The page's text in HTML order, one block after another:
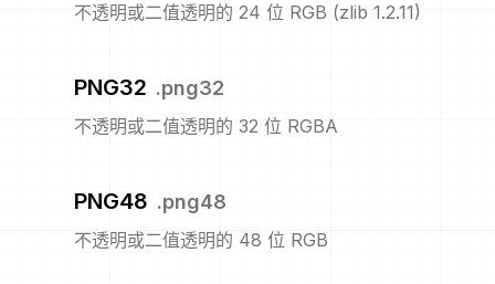
不透明或二值透明的 24 位 RGB (zlib 1.2.11)
PNG32 .png32
不透明或二值透明的 32 位 RGBA
PNG48 .png48
不透明或二值透明的 48 位 RGB